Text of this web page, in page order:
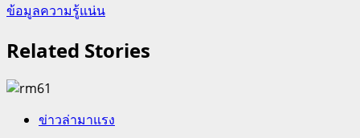
ข้อมูลความรู้แน่น
Related Stories
ข่าวล่ามาแรง